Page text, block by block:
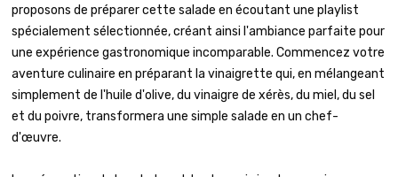
proposons de préparer cette salade en écoutant une playlist
spécialement sélectionnée, créant ainsi l'ambiance parfaite pour
une expérience gastronomique incomparable. Commencez votre
aventure culinaire en préparant la vinaigrette qui, en mélangeant
simplement de l'huile d'olive, du vinaigre de xérès, du miel, du sel
et du poivre, transformera une simple salade en un chef-
d'œuvre.